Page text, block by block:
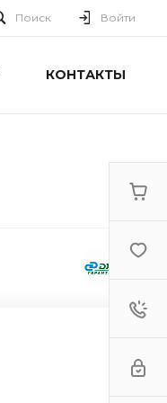
Поиск Войти
КОНТАКТЫ